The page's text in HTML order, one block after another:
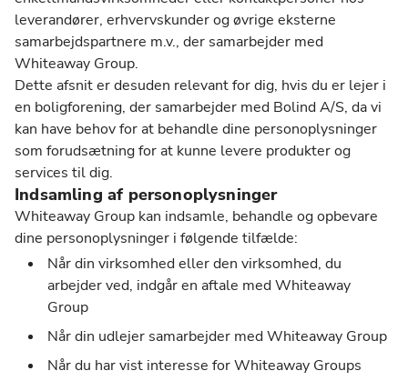
leverandører, erhvervskunder og øvrige eksterne
samarbejdspartnere m.v., der samarbejder med
Whiteaway Group.
Dette afsnit er desuden relevant for dig, hvis du er lejer i
en boligforening, der samarbejder med Bolind A/S, da vi
kan have behov for at behandle dine personoplysninger
som forudsætning for at kunne levere produkter og
services til dig.
Indsamling af personoplysninger
Whiteaway Group kan indsamle, behandle og opbevare
dine personoplysninger i følgende tilfælde:
Når din virksomhed eller den virksomhed, du
arbejder ved, indgår en aftale med Whiteaway
Group
Når din udlejer samarbejder med Whiteaway Group
Når du har vist interesse for Whiteaway Groups